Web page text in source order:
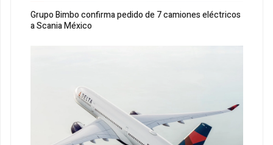
Grupo Bimbo confirma pedido de 7 camiones eléctricos
a Scania México